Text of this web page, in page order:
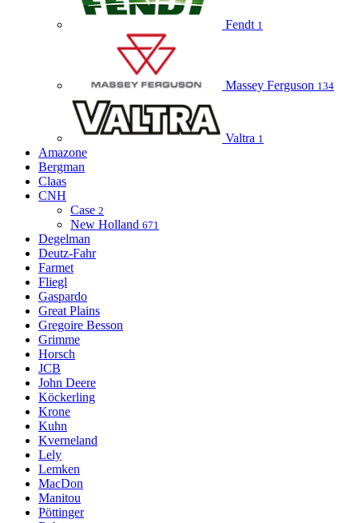
Fendt 1
Massey Ferguson 134
Valtra 1
Amazone
Bergman
Claas
CNH
Case 2
New Holland 671
Degelman
Deutz-Fahr
Farmet
Fliegl
Gaspardo
Great Plains
Gregoire Besson
Grimme
Horsch
JCB
John Deere
Köckerling
Krone
Kuhn
Kverneland
Lely
Lemken
MacDon
Manitou
Pöttinger